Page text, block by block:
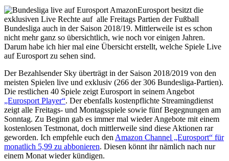
Eurosport besitzt die
exklusiven Live Rechte auf alle Freitags Partien der Fußball
Bundesliga auch in der Saison 2018/19. Mittlerweile ist es schon
nicht mehr ganz so übersichtlich, wie noch vor einigen Jahren.
Darum habe ich hier mal eine Übersicht erstellt, welche Spiele Live
auf Eurosport zu sehen sind.
Der Bezahlsender Sky überträgt in der Saison 2018/2019 von den
meisten Spielen live und exklusiv (266 der 306 Bundesliga-Partien).
Die restlichen 40 Spiele zeigt Eurosport in seinem Angebot
„Eurosport Player“. Der ebenfalls kostenpflichte Streamingdienst
zeigt alle Freitags- und Montagsspiele sowie fünf Begegnungen am
Sonntag. Zu Beginn gab es immer mal wieder Angebote mit einem
kostenlosen Testmonat, doch mittlerweile sind diese Aktionen rar
geworden. Ich empfehle euch den Amazon Channel „Eurosport“ für
monatlich 5,99 zu abbonieren. Diesen könnt ihr nämlich nach nur
einem Monat wieder kündigen.